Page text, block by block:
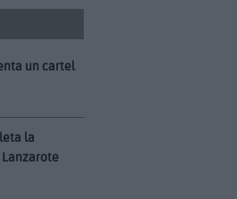
un cartel
la